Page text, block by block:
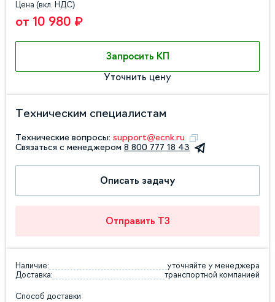
Цена (вкл. НДС)
от 10 980 ₽
Запросить КП
Уточнить цену
Техническим специалистам
Технические вопросы: support@ecnk.ru
Связаться с менеджером 8 800 777 18 43
Описать задачу
Отправить ТЗ
Наличие:
уточняйте у менеджера
Доставка:
транспортной компанией
Способ доставки